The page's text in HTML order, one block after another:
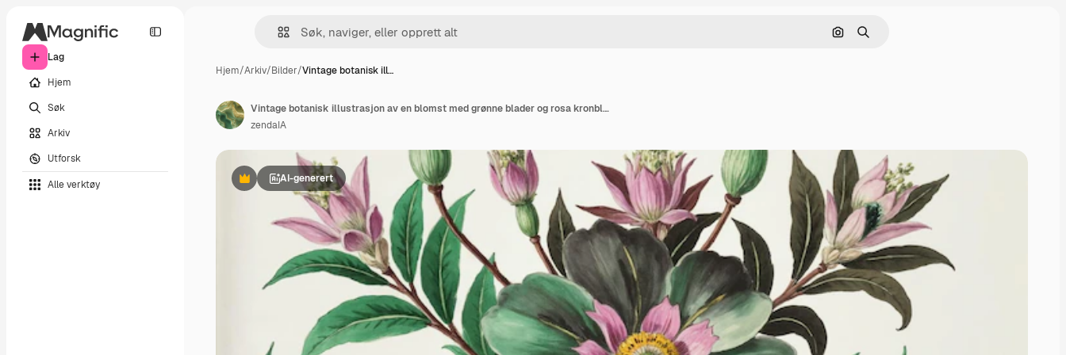
Lag
Hjem
Søk
Arkiv
Utforsk
Alle verktøy
Søk etter bilde
Søk
Hjem/Arkiv/Bilder/Vintage botanisk ill…
PremiumAI-generert
Vintage botanisk illustrasjon av en blomst med grønne blader og rosa kronblader
zendaIA